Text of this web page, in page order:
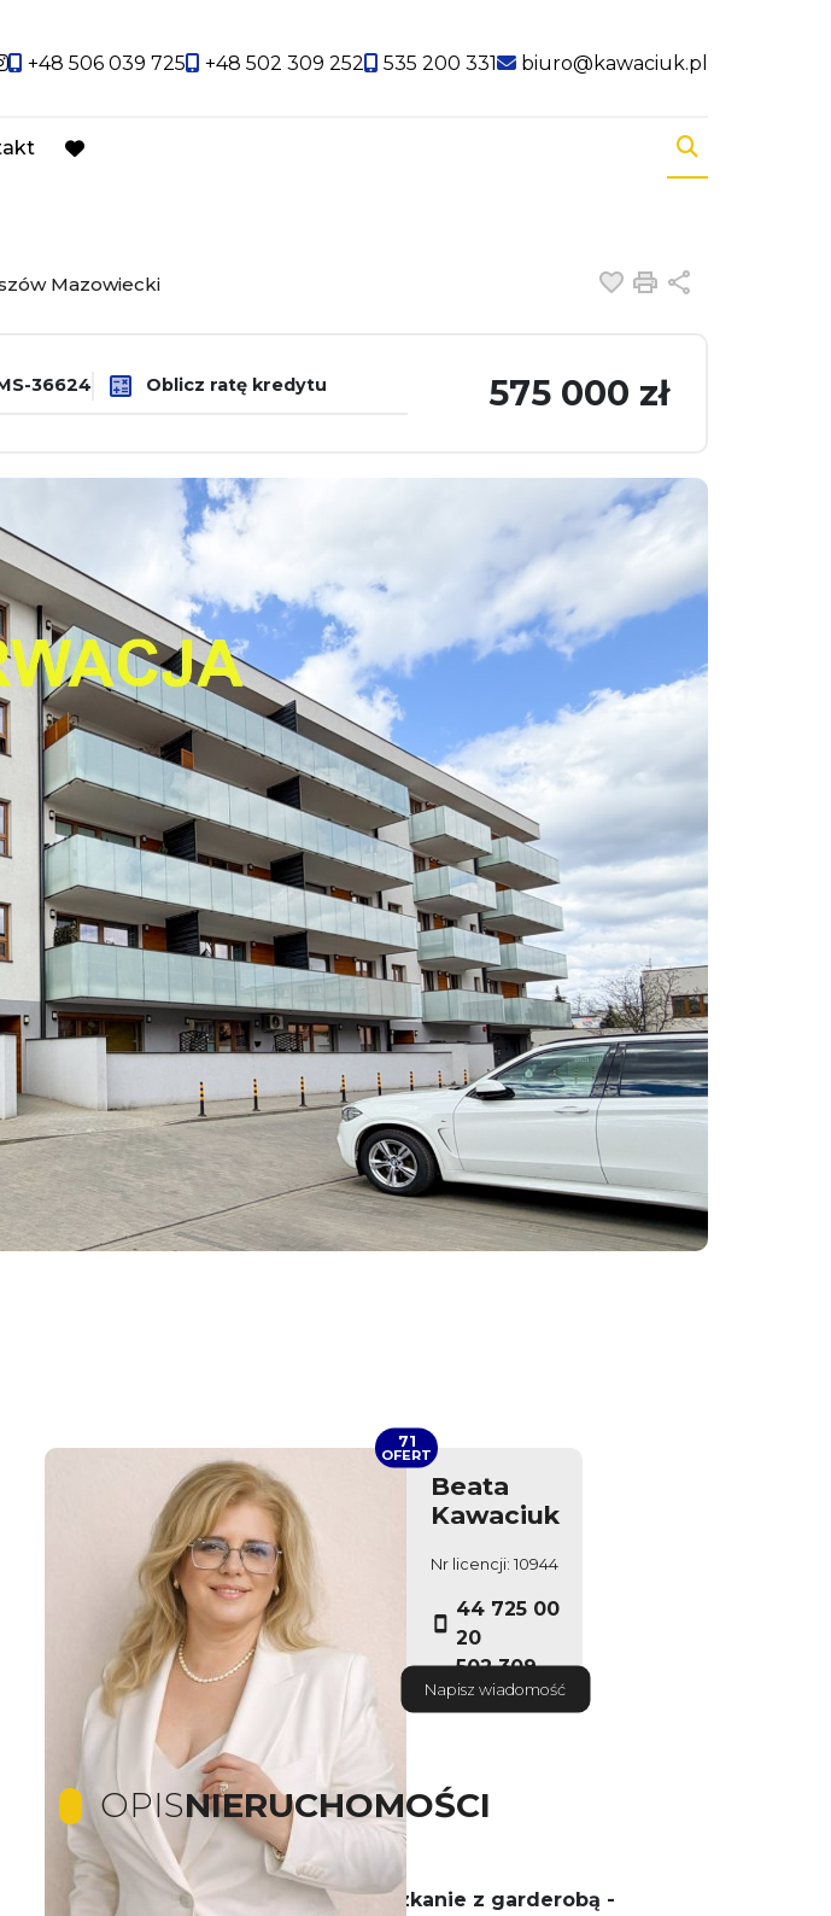
link
Social link
+48 506 039 725 +48 502 309 252 535 200 331 biuro@kawaciuk.pl
favorite
Mazowiecki Dodaj do
Drukuj
36624 Oblicz ratę kredytu 575 000 zł
Beata
Kawaciuk
Nr licencji: 10944
44 725 00
20
502 309
252
Napisz wiadomość
71
OFERT
OPISNIERUCHOMOŚCI
Przestronne i funkcjonalne mieszkanie z garderobą -